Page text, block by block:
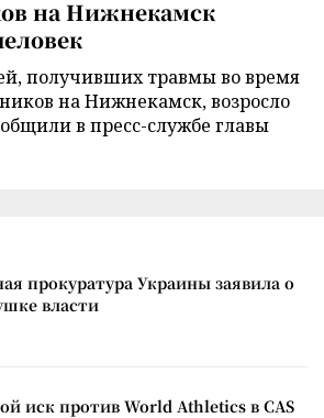
на Нижнекамск
получивших травмы во время
на Нижнекамск, возросло
в пресс-службе главы
прокуратура Украины заявила о
власти
иск против World Athletics в CAS